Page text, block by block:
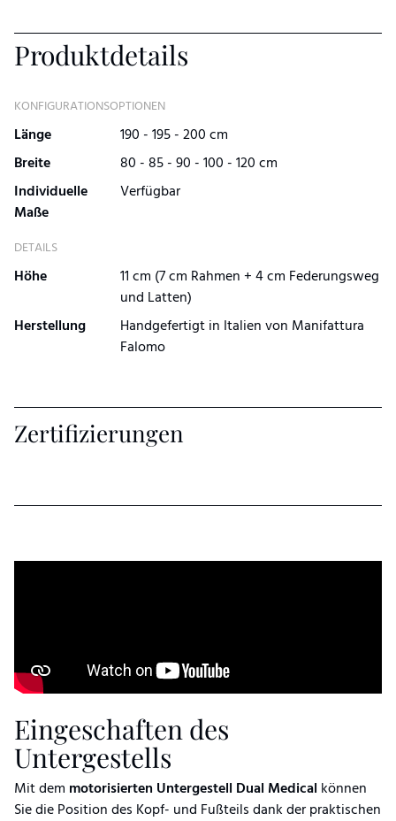
Produktdetails
KONFIGURATIONSOPTIONEN
Länge
190 - 195 - 200 cm
Breite
80 - 85 - 90 - 100 - 120 cm
Individuelle
Maße
Verfügbar
DETAILS
Höhe
11 cm (7 cm Rahmen + 4 cm Federungsweg
und Latten)
Herstellung
Handgefertigt in Italien von Manifattura
Falomo
Zertifizierungen
Eingeschaften des
Untergestells
Mit dem motorisierten Untergestell Dual Medical können
Sie die Position des Kopf- und Fußteils dank der praktischen